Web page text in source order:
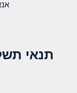
תנאי